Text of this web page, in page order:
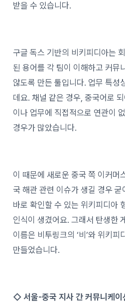
받을 수 있습니다.
구글 독스 기반의 비키피디아는
된 용어를 각 팀이 이해하고 커뮤
않도록 만든 툴입니다. 업무 특성
데요. 채널 같은 경우, 중국어로
이나 업무에 직접적으로 연관이
경우가 많았습니다.
이 때문에 새로운 중국 쪽 이커머
국 해관 관련 이슈가 생길 경우
바로 확인할 수 있는 위키피디아
인식이 생겼어요. 그래서 탄생한
이름은 비투링크의 ‘비’와 위키피
만들었습니다.
◇ 서울-중국 지사 간 커뮤니케